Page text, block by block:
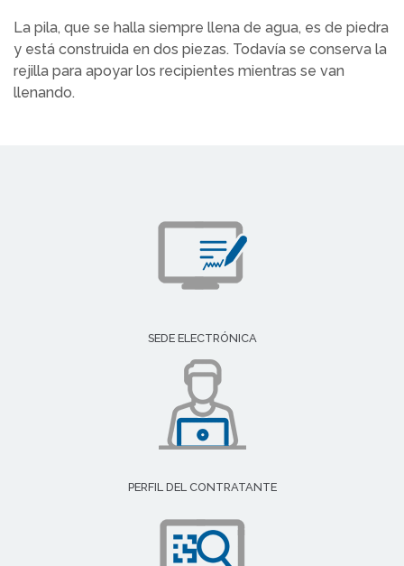
La pila, que se halla siempre llena de agua, es de piedra
y está construida en dos piezas. Todavía se conserva la
rejilla para apoyar los recipientes mientras se van
llenando.
SEDE ELECTRÓNICA
PERFIL DEL CONTRATANTE